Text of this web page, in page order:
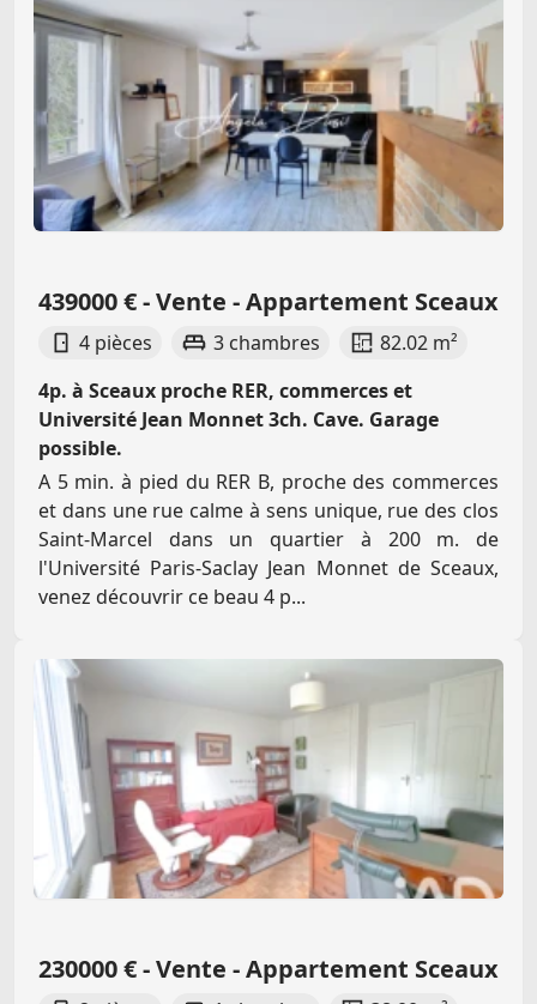
439000 € - Vente - Appartement Sceaux
4 pièces 3 chambres
82.02 m²
4p. à Sceaux proche RER, commerces et
Université Jean Monnet 3ch. Cave. Garage
possible.
A 5 min. à pied du RER B, proche des commerces
et dans une rue calme à sens unique, rue des clos
Saint-Marcel dans un quartier à 200 m. de
l'Université Paris-Saclay Jean Monnet de Sceaux,
venez découvrir ce beau 4 p...
230000 € - Vente - Appartement Sceaux